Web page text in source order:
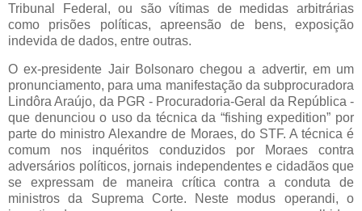
Tribunal Federal, ou são vítimas de medidas arbitrárias
como prisões políticas, apreensão de bens, exposição
indevida de dados, entre outras.
O ex-presidente Jair Bolsonaro chegou a advertir, em um
pronunciamento, para uma manifestação da subprocuradora
Lindôra Araújo, da PGR - Procuradoria-Geral da República -
que denunciou o uso da técnica da “fishing expedition” por
parte do ministro Alexandre de Moraes, do STF. A técnica é
comum nos inquéritos conduzidos por Moraes contra
adversários políticos, jornais independentes e cidadãos que
se expressam de maneira crítica contra a conduta de
ministros da Suprema Corte. Neste modus operandi, o